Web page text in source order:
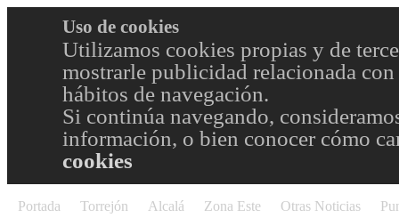
Uso de cookies
Utilizamos cookies propias y de
mostrarle publicidad relacionada
hábitos de navegación.
Si continúa navegando,
información, o bien conocer cómo
cookies
Portada Torrejón Alcalá Zona Este Otras Noticias